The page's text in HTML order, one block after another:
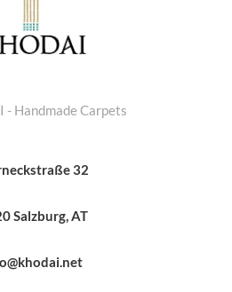
Handmade Carpets
32
Salzburg, AT